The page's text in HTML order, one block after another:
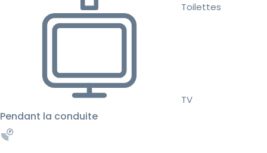
Toilettes
TV
Pendant la conduite